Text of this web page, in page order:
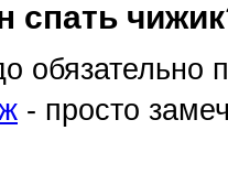
спать
обязательно
- просто